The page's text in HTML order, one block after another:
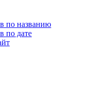
по названию
по дате